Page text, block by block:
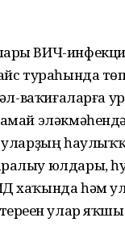
ВИЧ-
тураһында
ваҡиғаларға
уларҙың
юлдары,
хаҡында һәм
улар